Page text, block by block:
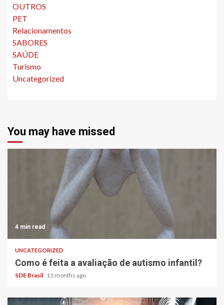
OUTROS
PET
Relacionamentos
SABORES
SAÚDE
Turismo
Uncategorized
You may have missed
4 min read
UNCATEGORIZED
Como é feita a avaliação de autismo infantil?
SDE Brasil 11 months ago